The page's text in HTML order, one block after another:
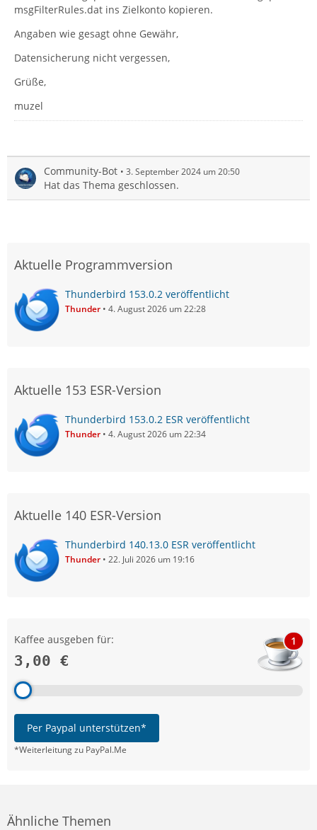
msgFilterRules.dat ins Zielkonto kopieren.
Angaben wie gesagt ohne Gewähr,
Datensicherung nicht vergessen,
Grüße,
muzel
Community-Bot 3. September 2024 um 20:50
Hat das Thema geschlossen.
Aktuelle Programmversion
Thunderbird 153.0.2 veröffentlicht
Thunder 4. August 2026 um 22:28
Aktuelle 153 ESR-Version
Thunderbird 153.0.2 ESR veröffentlicht
Thunder 4. August 2026 um 22:34
Aktuelle 140 ESR-Version
Thunderbird 140.13.0 ESR veröffentlicht
Thunder 22. Juli 2026 um 19:16
Kaffee ausgeben für:
3,00 €
1
Per Paypal unterstützen*
*Weiterleitung zu PayPal.Me
Ähnliche Themen